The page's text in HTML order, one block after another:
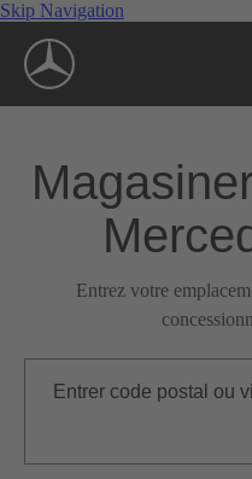
Skip Navigation
Entrez votre
Entrer code postal ou